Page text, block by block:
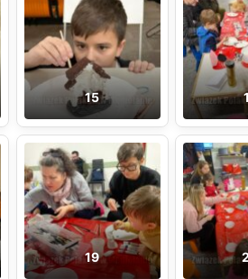
15
19